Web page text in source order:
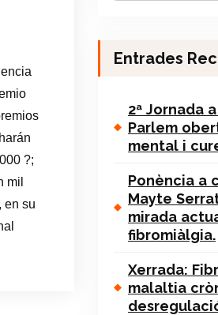
?;
mil
en su
Entrades
2ª Jornada
Parlem
mental i
Ponència a
Mayte
mirada
fibromiàlgia.
Xerrada:
malaltia